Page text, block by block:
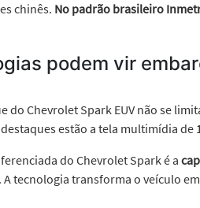
chinês. No padrão brasileiro
podem vir
do Chevrolet Spark EUV não se
estão a tela multimídia
do Chevrolet Spark é a
A tecnologia transforma o veículo